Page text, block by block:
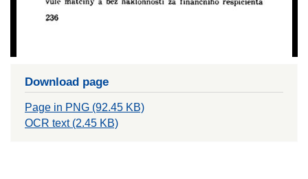
Download page
Page in PNG (92.45 KB)
OCR text (2.45 KB)